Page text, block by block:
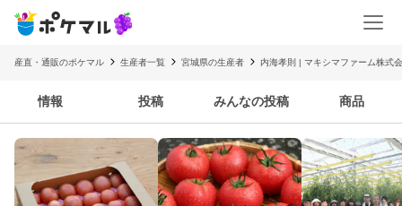
産直・通販のポケマル 生産者一覧 宮城県の生産者 内海孝則 | マキシマファーム株式
情報 投稿 みんなの投稿 商品